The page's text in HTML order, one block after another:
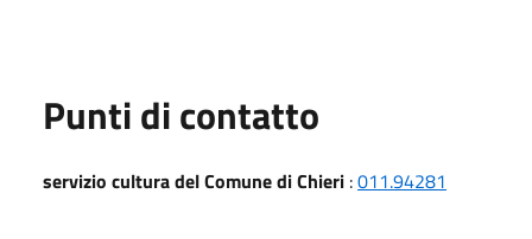
Punti di contatto
servizio cultura del Comune di Chieri :011.94281